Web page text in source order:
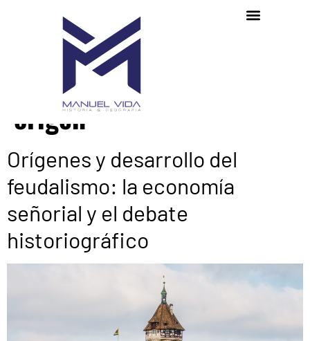
Etiqueta: feudalismo
origen
Orígenes y desarrollo del
feudalismo: la economía
señorial y el debate
historiográfico